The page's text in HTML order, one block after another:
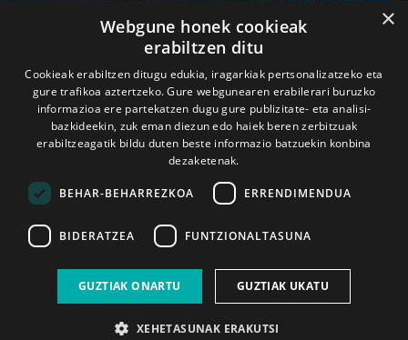
2026ko eka. 1a 2026ko mar. 1a
×
Webgune honek cookieak
erabiltzen ditu
Cookieak erabiltzen ditugu edukia, iragarkiak pertsonalizatzeko eta
gure trafikoa aztertzeko. Gure webgunearen erabilerari buruzko
informazioa ere partekatzen dugu gure publizitate- eta analisi-
bazkideekin, zuk eman diezun edo haiek beren zerbitzuak
erabiltzeagatik bildu duten beste informazio batzuekin konbina
dezaketenak.
BEHAR-BEHARREZKOA ERRENDIMENDUA
BIDERATZEA FUNTZIONALTASUNA
GUZTIAK ONARTU GUZTIAK UKATU
XEHETASUNAK ERAKUTSI